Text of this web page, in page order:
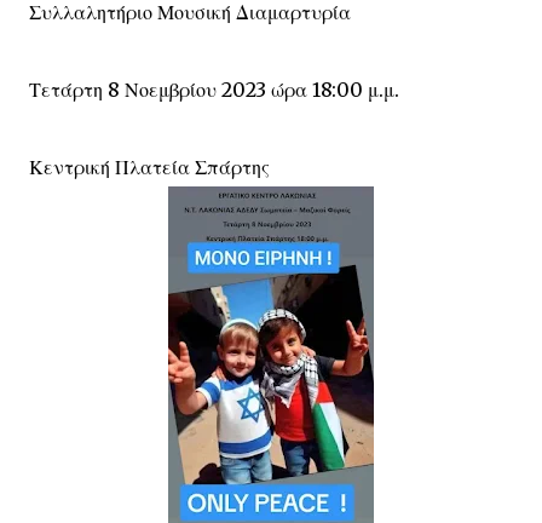
Συλλαλητήριο Μουσική Διαμαρτυρία
Τετάρτη 8 Νοεμβρίου 2023 ώρα 18:00 μ.μ.
Κεντρική Πλατεία Σπάρτης